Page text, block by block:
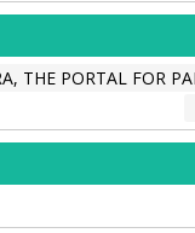
THE PORTAL FOR